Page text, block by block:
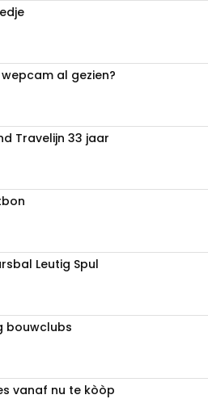
al gezien?
Travelijn 33 jaar
Leutig Spul
bouwclubs
vanaf nu te kòòp